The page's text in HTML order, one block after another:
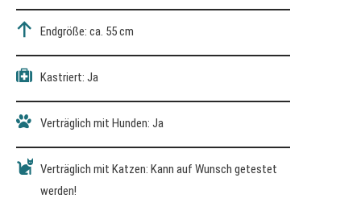
Endgröße: ca. 55 cm
Kastriert: Ja
Verträglich mit Hunden: Ja
Verträglich mit Katzen: Kann auf Wunsch getestet
werden!